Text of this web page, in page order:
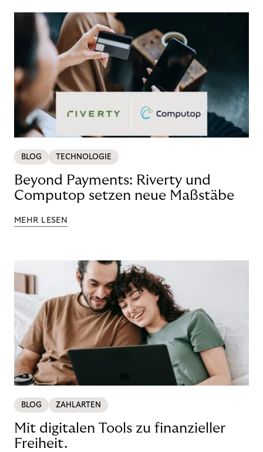
BLOG TECHNOLOGIE
Beyond Payments: Riverty und
Computop setzen neue Maßstäbe
MEHR LESEN
BLOG ZAHLARTEN
Mit digitalen Tools zu finanzieller
Freiheit.